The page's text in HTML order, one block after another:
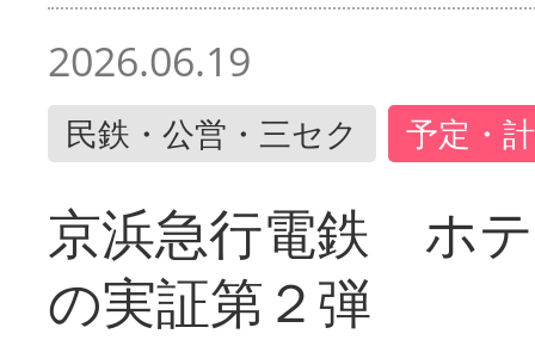
2026.06.19
民鉄・公営・三セク 予定・
京浜急行電鉄 ホ
の実証第２弾